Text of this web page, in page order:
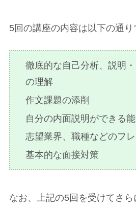
5回の講座の内容は以下の通り
徹底的な自己分析、説明
の理解
作文課題の添削
自分の内面説明ができる
志望業界、職種などのフ
基本的な面接対策
なお、上記の5回を受けてさ